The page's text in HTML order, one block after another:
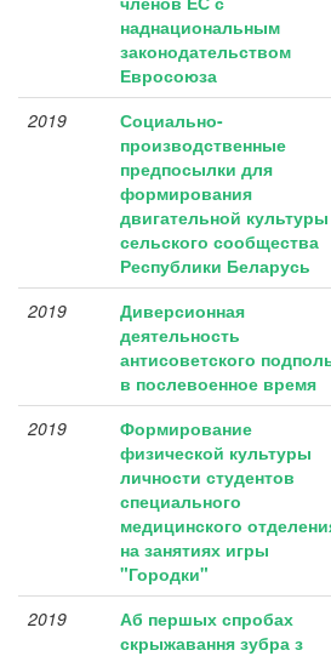
наднациональным
законодательством
Евросоюза
2019
Социально-
производственные
предпосылки для
формирования
двигательной культуры
сельского сообщества
Республики Беларусь
2019
Диверсионная
деятельность
антисоветского
в послевоенное время
2019
Формирование
физической культуры
личности студентов
специального
медицинского
на занятиях игры
"Городки"
2019
Аб першых спробах
скрыжавання зубра з